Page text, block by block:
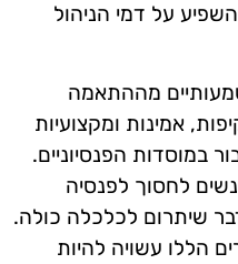
על דמי הניהול
מההתאמה
אמינות ומקצועיות
במוסדות הפנסיוניים.
לחסוך לפנסיה
שיתרום לכלכלה כולה.
הללו עשויה להיות